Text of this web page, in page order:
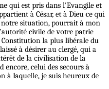
qui est pris dans l'Evangile et
à César, et à Dieu ce qui
situation, pourrait à mon
civile de votre patrie
la plus libérale du
à désirer au clergé, qui a
de la civilisation de la
encore, celui des secours à
à laquelle, je suis heureux de